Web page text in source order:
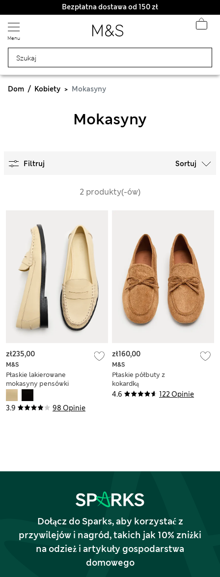
Bezpłatna dostawa od 150 zł
Menu
Dom Kobiety Mokasyny
Mokasyny
Filtruj Sortuj
2 produkty(-ów)
3.9 98 Opinie
M&S
Płaskie lakierowane
mokasyny pensówki
zł235,00
4.6 122 Opinie
M&S
Płaskie półbuty z
kokardką
zł160,00
Dołącz do Sparks, aby korzystać z
przywilejów i nagród, takich jak 10% zniżki
na odzież i artykuły gospodarstwa
domowego